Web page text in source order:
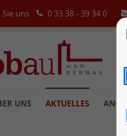
uns 0 33 38 - 39 34 0
UNS AKTUELLES